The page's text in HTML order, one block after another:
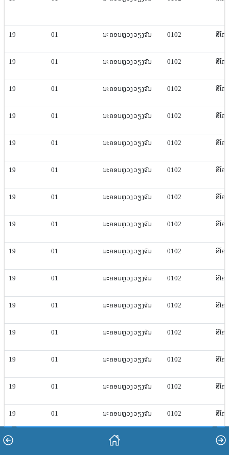
19 01 ນະຄອນຫຼວງ​ວຽງ​ຈັນ 0102 ສີ​ໂຄ
19 01 ນະຄອນຫຼວງ​ວຽງ​ຈັນ 0102 ສີ​ໂຄ
19 01 ນະຄອນຫຼວງ​ວຽງ​ຈັນ 0102 ສີ​ໂຄ
19 01 ນະຄອນຫຼວງ​ວຽງ​ຈັນ 0102 ສີ​ໂຄ
19 01 ນະຄອນຫຼວງ​ວຽງ​ຈັນ 0102 ສີ​ໂຄ
19 01 ນະຄອນຫຼວງ​ວຽງ​ຈັນ 0102 ສີ​ໂຄ
19 01 ນະຄອນຫຼວງ​ວຽງ​ຈັນ 0102 ສີ​ໂຄ
19 01 ນະຄອນຫຼວງ​ວຽງ​ຈັນ 0102 ສີ​ໂຄ
19 01 ນະຄອນຫຼວງ​ວຽງ​ຈັນ 0102 ສີ​ໂຄ
19 01 ນະຄອນຫຼວງ​ວຽງ​ຈັນ 0102 ສີ​ໂຄ
19 01 ນະຄອນຫຼວງ​ວຽງ​ຈັນ 0102 ສີ​ໂຄ
19 01 ນະຄອນຫຼວງ​ວຽງ​ຈັນ 0102 ສີ​ໂຄ
19 01 ນະຄອນຫຼວງ​ວຽງ​ຈັນ 0102 ສີ​ໂຄ
19 01 ນະຄອນຫຼວງ​ວຽງ​ຈັນ 0102 ສີ​ໂຄ
19 01 ນະຄອນຫຼວງ​ວຽງ​ຈັນ 0102 ສີ​ໂຄ
19 ນະຄອນຫຼວງ​ວຽງ​ຈັນ ສີ​ໂຄ